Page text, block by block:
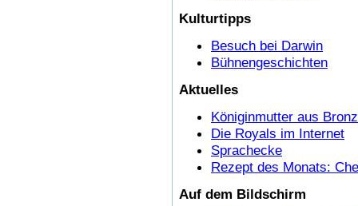
Kulturtipps
Besuch bei Darwin
Bühnengeschichten
Aktuelles
Königinmutter aus
Die Royals im Internet
Sprachecke
Rezept des Monats:
Auf dem Bildschirm